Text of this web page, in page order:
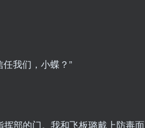
我们，小蝶？”
部的门。我和飞板璐戴上防毒面